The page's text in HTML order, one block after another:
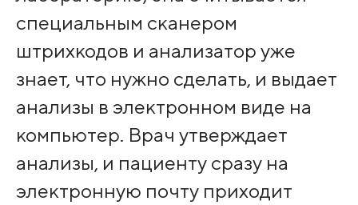
специальным сканером
штрихкодов и анализатор уже
знает, что нужно сделать, и выдает
анализы в электронном виде на
компьютер. Врач утверждает
анализы, и пациенту сразу на
электронную почту приходит